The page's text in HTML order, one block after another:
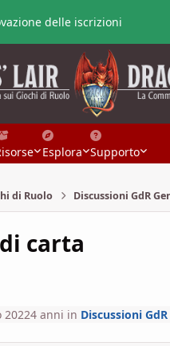
delle iscrizioni
Esplora Supporto
di Ruolo Discussioni GdR
carta
20224 anni in Discussioni